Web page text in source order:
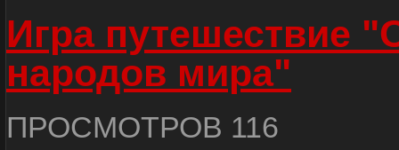
Игра путешествие
народов мира"
ПРОСМОТРОВ 116